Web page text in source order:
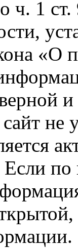
ч. 1
«О
не